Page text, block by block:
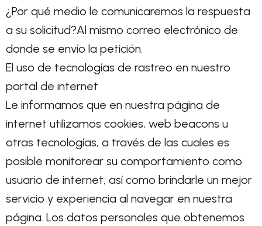
¿Por qué medio le comunicaremos la respuesta
a su solicitud?Al mismo correo electrónico de
donde se envío la petición.
El uso de tecnologías de rastreo en nuestro
portal de internet
Le informamos que en nuestra página de
internet utilizamos cookies, web beacons u
otras tecnologías, a través de las cuales es
posible monitorear su comportamiento como
usuario de internet, así como brindarle un mejor
servicio y experiencia al navegar en nuestra
página. Los datos personales que obtenemos